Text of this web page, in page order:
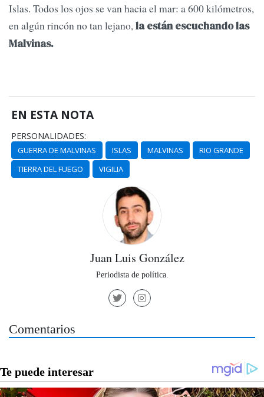
Islas. Todos los ojos se van hacia el mar: a 600 kilómetros,
en algún rincón no tan lejano,la están escuchando las
Malvinas.
EN ESTA NOTA
PERSONALIDADES:
GUERRA DE MALVINAS ISLAS MALVINAS
RIO GRANDE
TIERRA DEL FUEGO
VIGILIA
Juan Luis González
Periodista de política.
Comentarios